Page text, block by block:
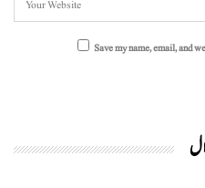
Save my name, email, and